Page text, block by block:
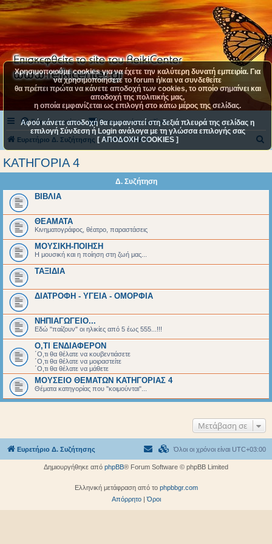
Συχνές ερωτήσεις Επικοινωνήστε μαζί μας
Ευρετήριο Δ. Συζήτησης ΚΑΤΗΓΟΡΙΑ 4
σ
ΚΑΤΗΓΟΡΙΑ 4
Δ. Συζήτηση
ΒΙΒΛΙΑ
ΘΕΑΜΑΤΑ
Κινηματογράφος, θέατρο, παραστάσεις
ΜΟΥΣΙΚΗ-ΠΟΙΗΣΗ
Η μουσική και η ποίηση στη ζωή μας...
ΤΑΞΙΔΙΑ
ΔΙΑΤΡΟΦΗ - ΥΓΕΙΑ - ΟΜΟΡΦΙΑ
ΝΗΠΙΑΓΩΓΕΙΟ...
Εδώ "παίζουν" οι ηλικίες από 5 έως 555...!!!
Ο,ΤΙ ΕΝΔΙΑΦΕΡΟΝ
΄Ο,τι θα θέλατε να κουβεντιάσετε
΄Ο,τι θα θέλατε να μοιραστείτε
΄Ο,τι θα θέλατε να μάθετε
ΜΟΥΣΕΙΟ ΘΕΜΑΤΩΝ ΚΑΤΗΓΟΡΙΑΣ 4
Θέματα κατηγορίας που "κοιμούνται"...
Μετάβαση σε
Χρησιμοποιούμε cookies για να έχετε την καλύτερη δυνατή εμπειρία. Για
να χρησιμοποιήσετε το forum ή/και να συνδεθείτε
θα πρέπει πρώτα να κάνετε αποδοχή των cookies, το οποίο σημαίνει και
αποδοχή της πολιτικής μας,
η οποία εμφανίζεται ως επιλογή στο κάτω μέρος της σελίδας.
Αφού κάνετε αποδοχή θα εμφανιστεί στη δεξιά πλευρά της σελίδας η
επιλογή Σύνδεση ή Login ανάλογα με τη γλώσσα επιλογής σας
[ ΑΠΟΔΟΧΗ COOKIES ]
Ευρετήριο Δ. Συζήτησης Όλοι οι χρόνοι είναι UTC+03:00
Δημιουργήθηκε από phpBB® Forum Software © phpBB Limited
Ελληνική μετάφραση από το phpbbgr.com
Απόρρητο|Όροι